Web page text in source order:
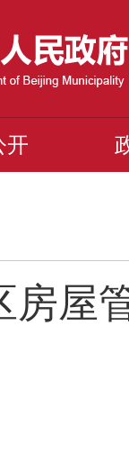
开
房屋